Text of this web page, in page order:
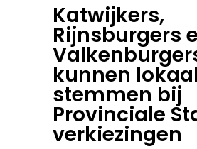
Katwijkers,
Rijnsburgers
kunnen lokaal
stemmen bij
Provinciale
verkiezingen